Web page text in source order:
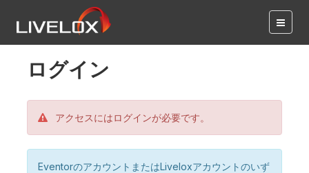
ログイン
アクセスにはログインが必要です。
EventorのアカウントまたはLiveloxアカウントのいず